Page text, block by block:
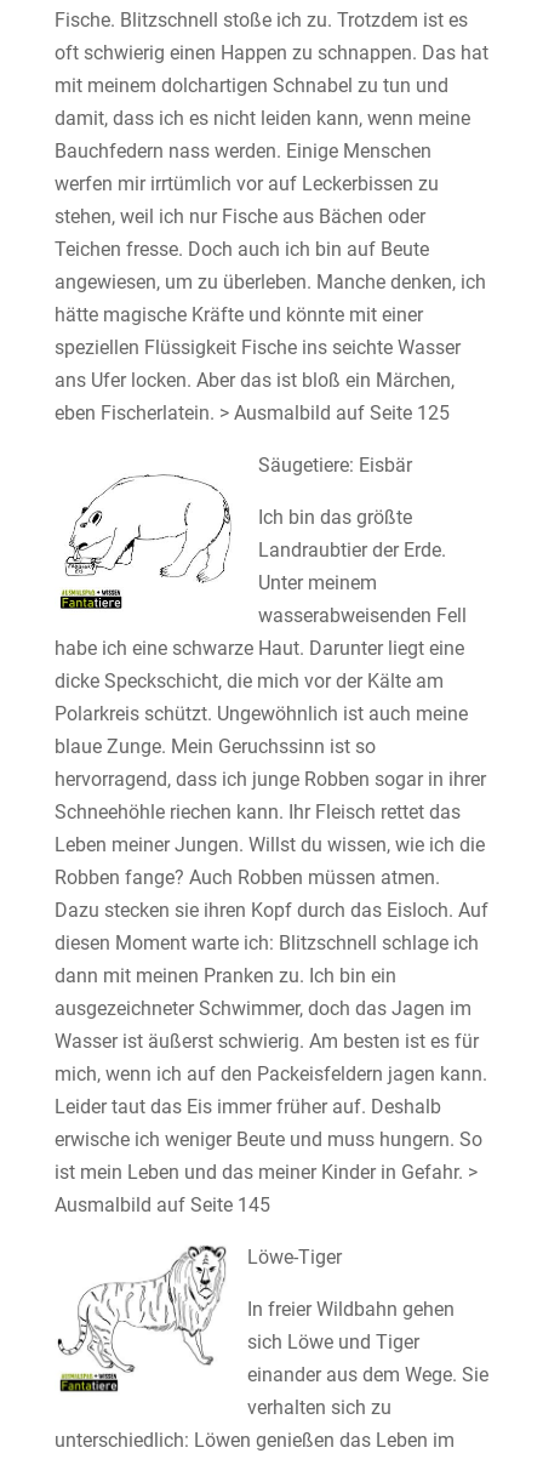
Fische. Blitzschnell stoße ich zu. Trotzdem ist es
oft schwierig einen Happen zu schnappen. Das hat
mit meinem dolchartigen Schnabel zu tun und
damit, dass ich es nicht leiden kann, wenn meine
Bauchfedern nass werden. Einige Menschen
werfen mir irrtümlich vor auf Leckerbissen zu
stehen, weil ich nur Fische aus Bächen oder
Teichen fresse. Doch auch ich bin auf Beute
angewiesen, um zu überleben. Manche denken, ich
hätte magische Kräfte und könnte mit einer
speziellen Flüssigkeit Fische ins seichte Wasser
ans Ufer locken. Aber das ist bloß ein Märchen,
eben Fischerlatein. > Ausmalbild auf Seite 125
Säugetiere: Eisbär
Ich bin das größte
Landraubtier der Erde.
Unter meinem
wasserabweisenden Fell
habe ich eine schwarze Haut. Darunter liegt eine
dicke Speckschicht, die mich vor der Kälte am
Polarkreis schützt. Ungewöhnlich ist auch meine
blaue Zunge. Mein Geruchssinn ist so
hervorragend, dass ich junge Robben sogar in ihrer
Schneehöhle riechen kann. Ihr Fleisch rettet das
Leben meiner Jungen. Willst du wissen, wie ich die
Robben fange? Auch Robben müssen atmen.
Dazu stecken sie ihren Kopf durch das Eisloch. Auf
diesen Moment warte ich: Blitzschnell schlage ich
dann mit meinen Pranken zu. Ich bin ein
ausgezeichneter Schwimmer, doch das Jagen im
Wasser ist äußerst schwierig. Am besten ist es für
mich, wenn ich auf den Packeisfeldern jagen kann.
Leider taut das Eis immer früher auf. Deshalb
erwische ich weniger Beute und muss hungern. So
ist mein Leben und das meiner Kinder in Gefahr. >
Ausmalbild auf Seite 145
Löwe-Tiger
In freier Wildbahn gehen
sich Löwe und Tiger
einander aus dem Wege. Sie
verhalten sich zu
unterschiedlich: Löwen genießen das Leben im